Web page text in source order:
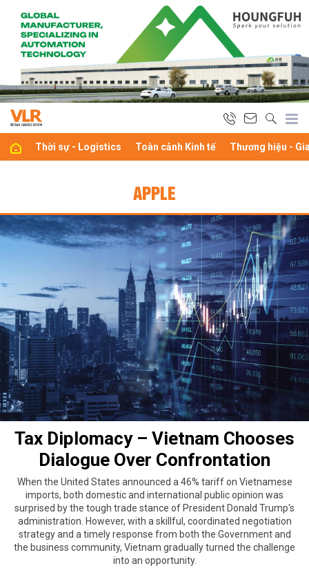
Thời sự - Logistics Toàn cảnh Kinh tế Thương hiệu -
APPLE
Tax Diplomacy – Vietnam Chooses
Dialogue Over Confrontation
When the United States announced a 46% tariff on Vietnamese
imports, both domestic and international public opinion was
surprised by the tough trade stance of President Donald Trump's
administration. However, with a skillful, coordinated negotiation
strategy and a timely response from both the Government and
the business community, Vietnam gradually turned the challenge
into an opportunity.